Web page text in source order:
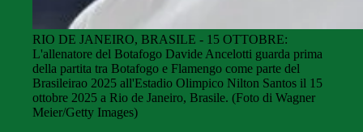
RIO DE JANEIRO, BRASILE - 15 OTTOBRE:
L'allenatore del Botafogo Davide Ancelotti guarda prima
della partita tra Botafogo e Flamengo come parte del
Brasileirao 2025 all'Estadio Olimpico Nilton Santos il 15
ottobre 2025 a Rio de Janeiro, Brasile. (Foto di Wagner
Meier/Getty Images)